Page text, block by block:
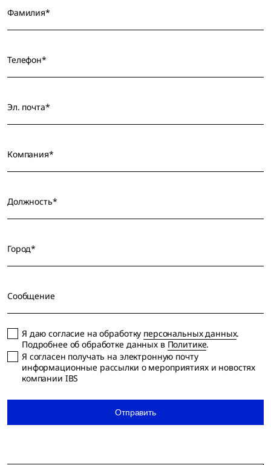
Фамилия*
Телефон*
Эл. почта*
Компания*
Должность*
Город*
Сообщение
Я даю согласие на обработку персональных данных.
Подробнее об обработке данных в Политике.
Я согласен получать на электронную почту
информационные рассылки о мероприятиях и новостях
компании IBS
Отправить